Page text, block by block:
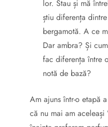
lor. Stau și mă
știu diferența
bergamotă. A ce
Dar ambra? Și
fac diferența între
notă de bază?
Am ajuns într-o etapă
că nu mai am